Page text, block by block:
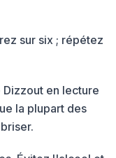
sur six ; répétez
en lecture
la plupart des